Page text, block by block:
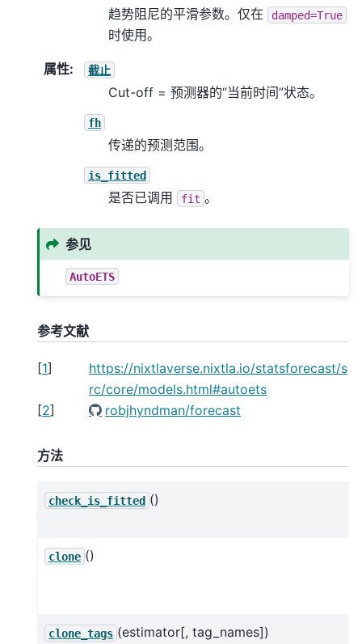
趋势阻尼的平滑参数。仅在
damped=True
时使用。
属性: 截止
Cut-off = 预测器的“当前时间”状态。
fh
传递的预测范围。
is_fitted
是否已调用 fit 。
参见
AutoETS
参考文献
[1]
https://nixtlaverse.nixtla.io/statsforecast/s
rc/core/models.html#autoets
[2] robjhyndman/forecast
方法
check_is_fitted ()
clone ()
clone_tags (estimator[, tag_names])